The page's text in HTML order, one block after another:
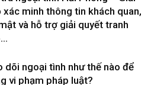
xác minh thông tin khách quan,
và hỗ trợ giải quyết tranh
dõi ngoại tình như thế nào để
vi phạm pháp luật?